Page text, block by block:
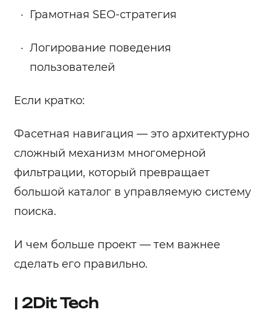
Грамотная SEO-стратегия
Логирование поведения
пользователей
Если кратко:
Фасетная навигация — это архитектурно
сложный механизм многомерной
фильтрации, который превращает
большой каталог в управляемую систему
поиска.
И чем больше проект — тем важнее
сделать его правильно.
| 2Dit Tech